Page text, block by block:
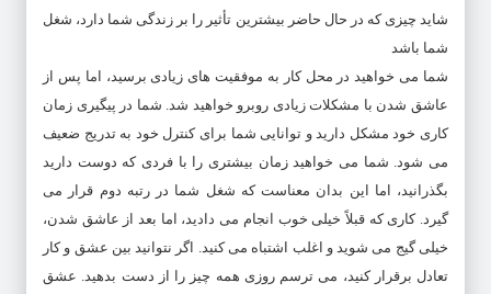
شاید چیزی که در حال حاضر بیشترین تأثیر را بر زندگی شما دارد، شغل
شما باشد
شما می خواهید در محل کار به موفقیت های زیادی برسید، اما پس از
عاشق شدن با مشکلات زیادی روبرو خواهید شد. شما در پیگیری زمان
کاری خود مشکل دارید و توانایی شما برای کنترل خود به تدریج ضعیف
می شود. شما می خواهید زمان بیشتری را با فردی که دوست دارید
بگذرانید، اما این بدان معناست که شغل شما در رتبه دوم قرار می
گیرد. کاری که قبلاً خیلی خوب انجام می دادید، اما بعد از عاشق شدن،
خیلی گیج می شوید و اغلب اشتباه می کنید. اگر نتوانید بین عشق و کار
تعادل برقرار کنید، می ترسم روزی همه چیز را از دست بدهید. عشق